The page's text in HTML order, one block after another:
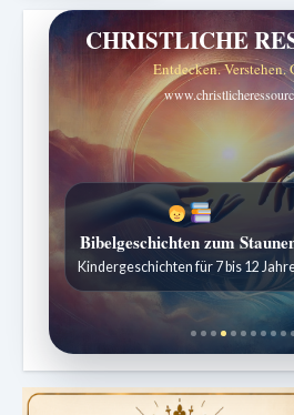
CHRISTLICHE
Entdecken. Verstehen.
Bibelgeschichten zum
Kindergeschichten für 7 bis 12